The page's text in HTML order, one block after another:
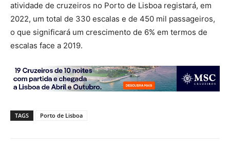
atividade de cruzeiros no Porto de Lisboa registará, em
2022, um total de 330 escalas e de 450 mil passageiros,
o que significará um crescimento de 6% em termos de
escalas face a 2019.
TAGS Porto de Lisboa